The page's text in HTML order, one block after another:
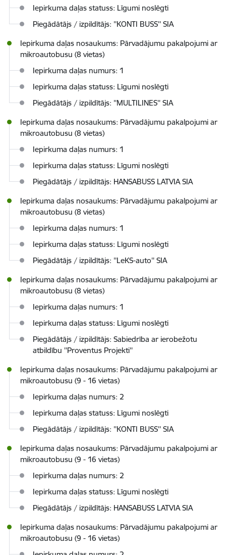
Iepirkuma daļas statuss: Līgumi noslēgti
Piegādātājs / izpildītājs: ''KONTI BUSS'' SIA
Iepirkuma daļas nosaukums: Pārvadājumu pakalpojumi ar
mikroautobusu (8 vietas)
Iepirkuma daļas numurs: 1
Iepirkuma daļas statuss: Līgumi noslēgti
Piegādātājs / izpildītājs: ''MULTILINES'' SIA
Iepirkuma daļas nosaukums: Pārvadājumu pakalpojumi ar
mikroautobusu (8 vietas)
Iepirkuma daļas numurs: 1
Iepirkuma daļas statuss: Līgumi noslēgti
Piegādātājs / izpildītājs: HANSABUSS LATVIA SIA
Iepirkuma daļas nosaukums: Pārvadājumu pakalpojumi ar
mikroautobusu (8 vietas)
Iepirkuma daļas numurs: 1
Iepirkuma daļas statuss: Līgumi noslēgti
Piegādātājs / izpildītājs: ''LeKS-auto'' SIA
Iepirkuma daļas nosaukums: Pārvadājumu pakalpojumi ar
mikroautobusu (8 vietas)
Iepirkuma daļas numurs: 1
Iepirkuma daļas statuss: Līgumi noslēgti
Piegādātājs / izpildītājs: Sabiedrība ar ierobežotu
atbildību ''Proventus Projekti''
Iepirkuma daļas nosaukums: Pārvadājumu pakalpojumi ar
mikroautobusu (9 - 16 vietas)
Iepirkuma daļas numurs: 2
Iepirkuma daļas statuss: Līgumi noslēgti
Piegādātājs / izpildītājs: ''KONTI BUSS'' SIA
Iepirkuma daļas nosaukums: Pārvadājumu pakalpojumi ar
mikroautobusu (9 - 16 vietas)
Iepirkuma daļas numurs: 2
Iepirkuma daļas statuss: Līgumi noslēgti
Piegādātājs / izpildītājs: HANSABUSS LATVIA SIA
Iepirkuma daļas nosaukums: Pārvadājumu pakalpojumi ar
mikroautobusu (9 - 16 vietas)